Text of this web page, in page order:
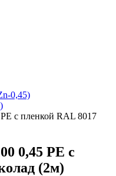
0,45)
с пленкой RAL 8017
0,45 PE с
(2м)